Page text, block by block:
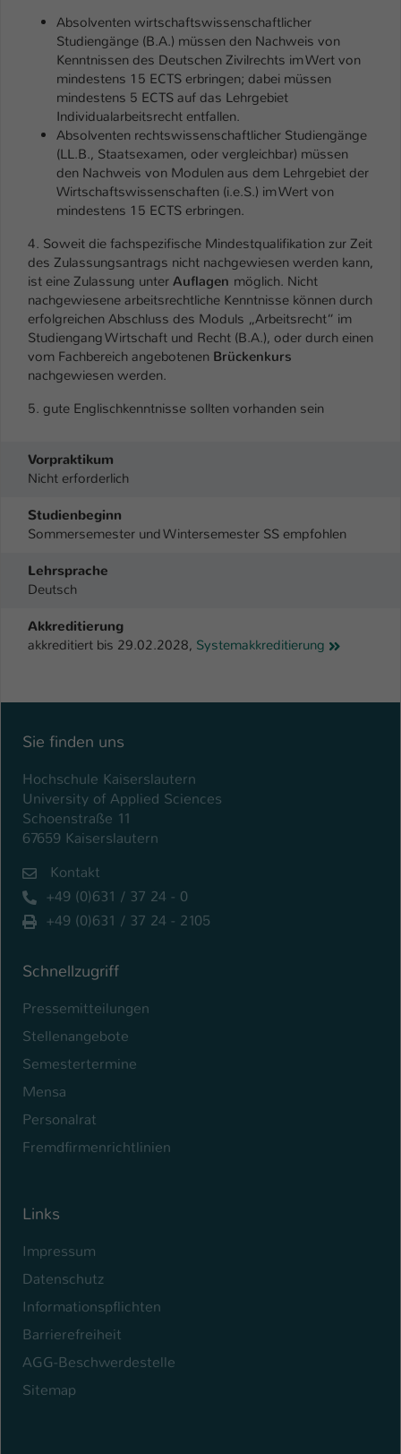
Absolventen wirtschaftswissenschaftlicher
Studiengänge (B.A.) müssen den Nachweis von
Kenntnissen des Deutschen Zivilrechts im Wert von
mindestens 15 ECTS erbringen; dabei müssen
mindestens 5 ECTS auf das Lehrgebiet
Individualarbeitsrecht entfallen.
Absolventen rechtswissenschaftlicher Studiengänge
(LL.B., Staatsexamen, oder vergleichbar) müssen
den Nachweis von Modulen aus dem Lehrgebiet der
Wirtschaftswissenschaften (i.e.S.) im Wert von
mindestens 15 ECTS erbringen.
4. Soweit die fachspezifische Mindestqualifikation zur Zeit
des Zulassungsantrags nicht nachgewiesen werden kann,
ist eine Zulassung unter Auflagen möglich. Nicht
nachgewiesene arbeitsrechtliche Kenntnisse können durch
erfolgreichen Abschluss des Moduls „Arbeitsrecht“ im
Studiengang Wirtschaft und Recht (B.A.), oder durch einen
vom Fachbereich angebotenen Brückenkurs
nachgewiesen werden.
5. gute Englischkenntnisse sollten vorhanden sein
Vorpraktikum
Nicht erforderlich
Studienbeginn
Sommersemester und Wintersemester SS empfohlen
Lehrsprache
Deutsch
Akkreditierung
akkreditiert bis 29.02.2028, Systemakkreditierung
Sie finden uns
Hochschule Kaiserslautern
University of Applied Sciences
Schoenstraße 11
67659 Kaiserslautern
Kontakt
+49 (0)631 / 37 24 - 0
+49 (0)631 / 37 24 - 2105
Schnellzugriff
Pressemitteilungen
Stellenangebote
Semestertermine
Mensa
Personalrat
Fremdfirmenrichtlinien
Links
Impressum
Datenschutz
Informationspflichten
Barrierefreiheit
AGG-Beschwerdestelle
Sitemap